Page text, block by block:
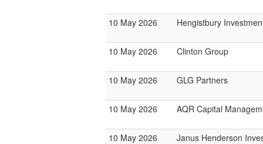
10 May 2026 Hengistbury
10 May 2026 Clinton Group
10 May 2026 GLG Partners
10 May 2026 AQR Capital
10 May 2026 Janus Henderson